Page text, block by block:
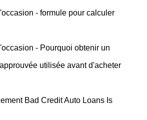
- formule pour calculer
- Pourquoi obtenir un
utilisée avant d'acheter
Bad Credit Auto Loans Is